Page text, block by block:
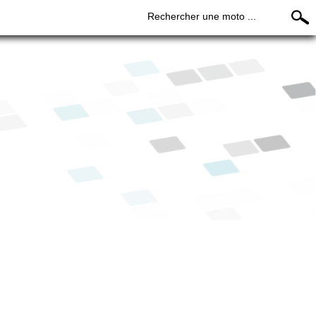
Rechercher une moto ...